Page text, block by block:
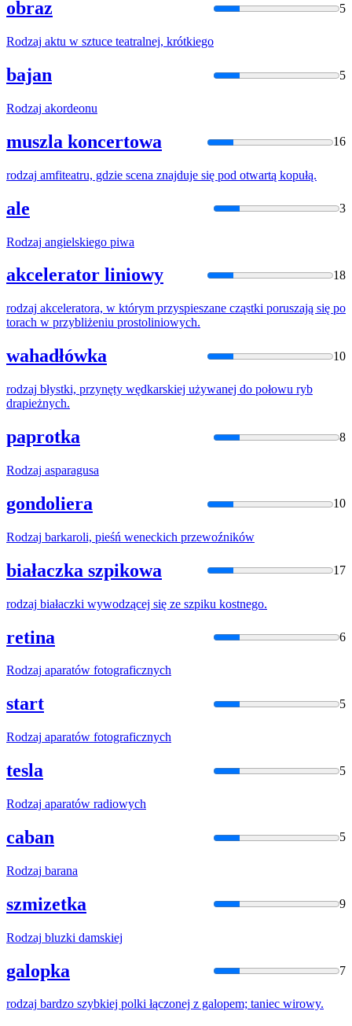
obraz 5
Rodzaj aktu w sztuce teatralnej, krótkiego
bajan 5
Rodzaj akordeonu
muszla koncertowa 16
rodzaj amfiteatru, gdzie scena znajduje się pod otwartą kopułą.
ale 3
Rodzaj angielskiego piwa
akcelerator liniowy 18
rodzaj akceleratora, w którym przyspieszane cząstki poruszają się po
torach w przybliżeniu prostoliniowych.
wahadłówka 10
rodzaj błystki, przynęty wędkarskiej używanej do połowu ryb
drapieżnych.
paprotka 8
Rodzaj asparagusa
gondoliera 10
Rodzaj barkaroli, pieśń weneckich przewoźników
białaczka szpikowa 17
rodzaj białaczki wywodzącej się ze szpiku kostnego.
retina 6
Rodzaj aparatów fotograficznych
start 5
Rodzaj aparatów fotograficznych
tesla 5
Rodzaj aparatów radiowych
caban 5
Rodzaj barana
szmizetka 9
Rodzaj bluzki damskiej
galopka 7
rodzaj bardzo szybkiej polki łączonej z galopem; taniec wirowy.